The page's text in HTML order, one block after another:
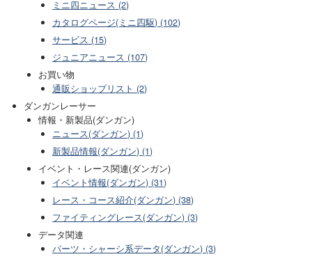
ミニ四ニュース (2)
カタログページ(ミニ四駆) (102)
サービス (15)
ジュニアニュース (107)
お買い物
通販ショップリスト (2)
ダンガンレーサー
情報・新製品(ダンガン)
ニュース(ダンガン) (1)
新製品情報(ダンガン) (1)
イベント・レース関連(ダンガン)
イベント情報(ダンガン) (31)
レース・コース紹介(ダンガン) (38)
ファイティングレース(ダンガン) (3)
データ関連
パーツ・シャーシ系データ(ダンガン) (3)